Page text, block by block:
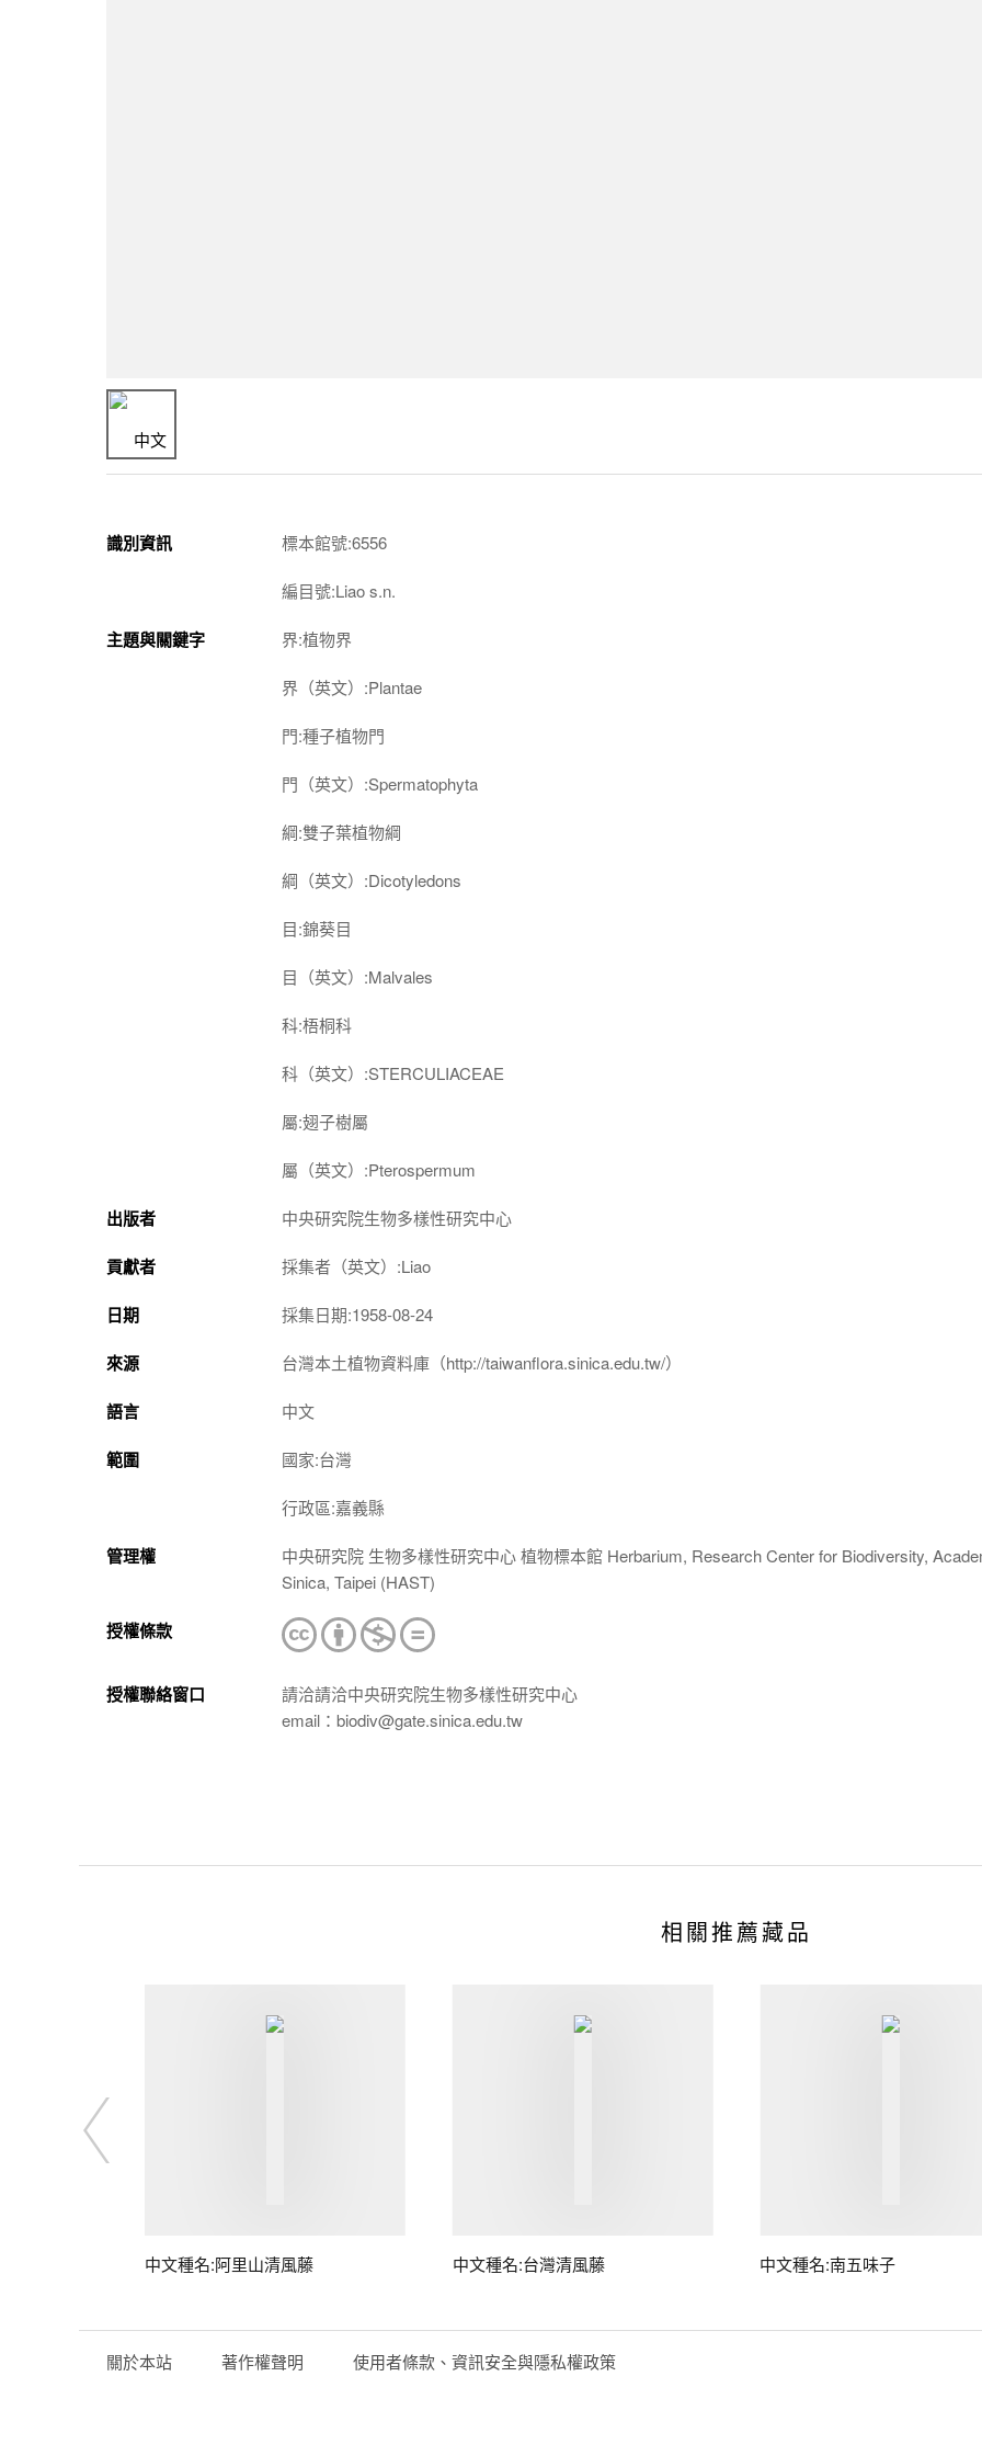
識別資訊 標本館號:6556
編目號:Liao s.n.
主題與關鍵字 界:植物界
界（英文）:Plantae
門:種子植物門
門（英文）:Spermatophyta
綱:雙子葉植物綱
綱（英文）:Dicotyledons
目:錦葵目
目（英文）:Malvales
科:梧桐科
科（英文）:STERCULIACEAE
屬:翅子樹屬
屬（英文）:Pterospermum
出版者 中央研究院生物多樣性研究中心
貢獻者 採集者（英文）:Liao
日期 採集日期:1958-08-24
來源 台灣本土植物資料庫（http://taiwanflora.sinica.edu.tw/）
語言 中文
範圍 國家:台灣
行政區:嘉義縣
管理權
中央研究院 生物多樣性研究中心 植物標本館 Herbarium, Research Center for Biodiversity,
Sinica, Taipei (HAST)
授權條款
授權聯絡窗口
請洽請洽中央研究院生物多樣性研究中心
email：biodiv@gate.sinica.edu.tw
相關推薦藏品
中文種名:阿里山清風藤 中文種名:台灣清風藤 中文種名:南五味子
關於本站 著作權聲明 使用者條款、資訊安全與隱私權政策